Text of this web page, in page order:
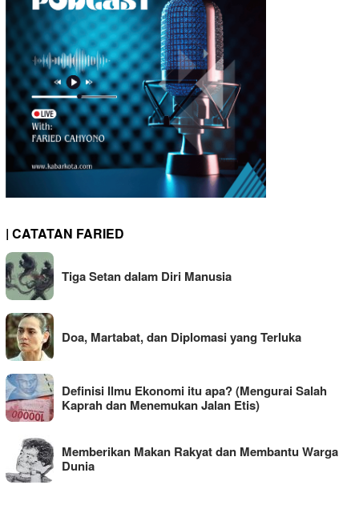
| CATATAN FARIED
Tiga Setan dalam Diri Manusia
Doa, Martabat, dan Diplomasi yang Terluka
Definisi Ilmu Ekonomi itu apa? (Mengurai Salah
Kaprah dan Menemukan Jalan Etis)
Memberikan Makan Rakyat dan Membantu Warga
Dunia